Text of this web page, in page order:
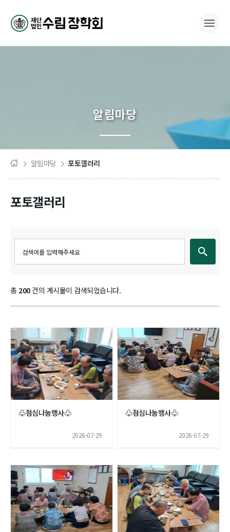
알림마당
알림마당 포토갤러리
포토갤러리
총 200건의 게시물이 검색되었습니다.
♧점심나눔행사♧
2026-07-29
♧점심나눔행사♧
2026-07-29